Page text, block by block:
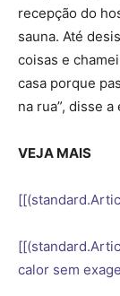
recepção do
sauna. Até
coisas e
casa porque
na rua”, disse
VEJA MAIS
calor sem